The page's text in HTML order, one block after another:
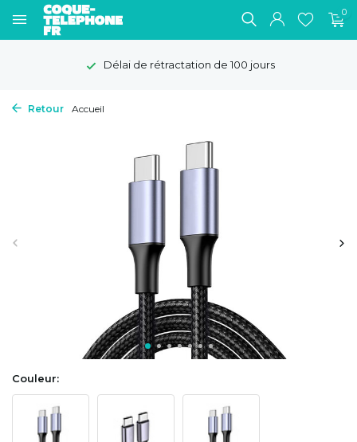
0
Délai de rétractation de 100 jours
Retour Accueil
Couleur: